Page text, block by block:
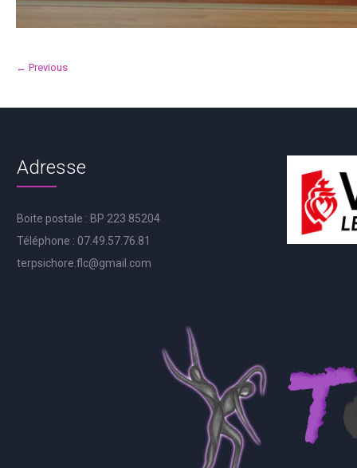
← Previous
Adresse
Boite postale : BP 223 85204
Téléphone : 07.49.57.76.81
terpsichore.flc@gmail.com